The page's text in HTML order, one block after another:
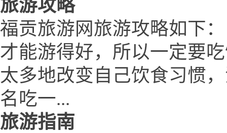
旅游攻略
福贡旅游网旅游攻略如下
才能游得好，所以一定要
太多地改变自己饮食习惯
名吃一...
旅游指南